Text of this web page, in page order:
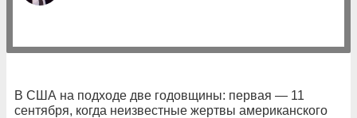
В США на подходе две годовщины: первая — 11
сентября, когда неизвестные жертвы американского